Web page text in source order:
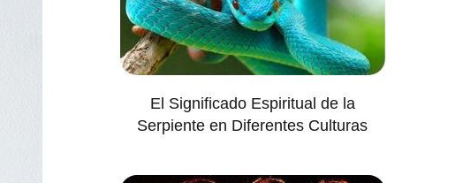
El Significado Espiritual de la
Serpiente en Diferentes Culturas